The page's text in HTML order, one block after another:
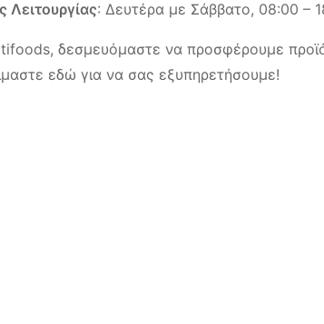
Λειτουργίας: Δευτέρα με Σάββατο, 08:00 –
δεσμευόμαστε να προσφέρουμε
εδώ για να σας εξυπηρετήσουμε!